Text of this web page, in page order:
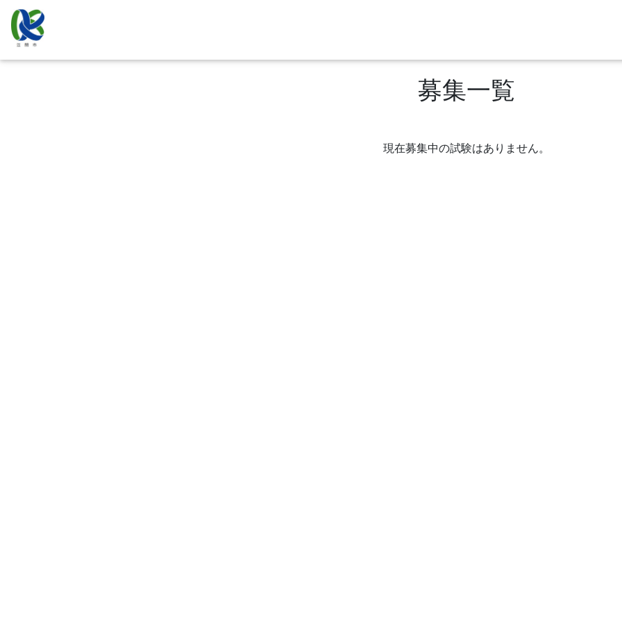
募集一覧
現在募集中の試験はありません。